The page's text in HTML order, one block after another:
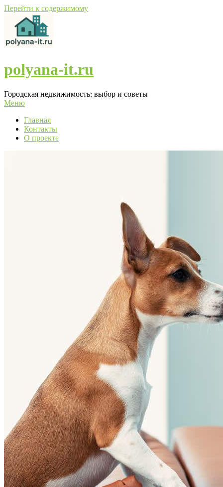
Перейти к содержимому
polyana-it.ru
Городская недвижимость: выбор и советы
Меню
Главная
Контакты
О проекте